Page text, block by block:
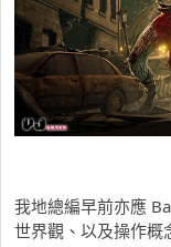
我地總編早前亦應
世界觀、以及操作概